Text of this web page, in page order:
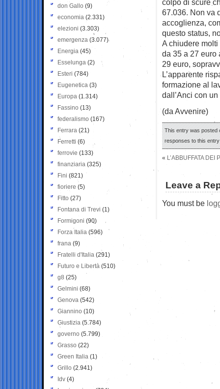
colpo di scure
67.036. Non va
accoglienza,
questo status,
A chiudere
da 35 a 27 euro
29 euro,
L’apparente
formazione al
dall’Anci con
(da Avvenire)
This entry was posted
responses to this
« L’ABBUFFATA DEI
Leave a
You must be
don Gallo (9)
economia (2.331)
elezioni (3.303)
emergenza (3.077)
Energia (45)
Esselunga (2)
Esteri (784)
Eugenetica (3)
Europa (1.314)
Fassino (13)
federalismo (167)
Ferrara (21)
Ferretti (6)
ferrovie (133)
finanziaria (325)
Fini (821)
fioriere (5)
Fitto (27)
Fontana di Trevi (1)
Formigoni (90)
Forza Italia (596)
frana (9)
Fratelli d'Italia (291)
Futuro e Libertà (510)
g8 (25)
Gelmini (68)
Genova (542)
Giannino (10)
Giustizia (5.784)
governo (5.799)
Grasso (22)
Green Italia (1)
Grillo (2.941)
Idv (4)